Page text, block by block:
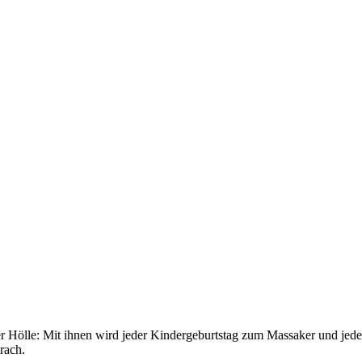
Mit ihnen wird jeder Kindergeburtstag zum Massaker und